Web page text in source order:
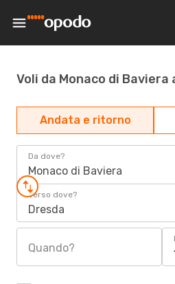
Voli da Monaco di
Andata e ritorno
Da dove?
Monaco di Baviera
Verso dove?
Dresda
Quando?